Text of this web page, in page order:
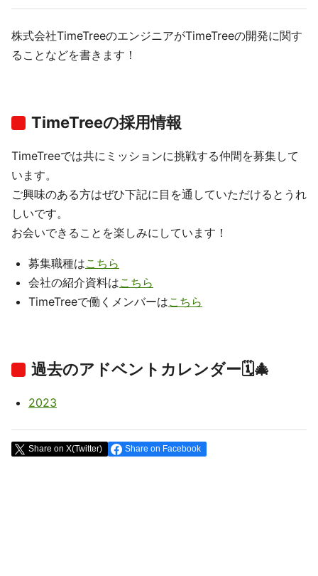
株式会社TimeTreeのエンジニアがTimeTreeの開発に関す
ることなどを書きます！
TimeTreeの採用情報
TimeTreeでは共にミッションに挑戦する仲間を募集して
います。
ご興味のある方はぜひ下記に目を通していただけるとうれ
しいです。
お会いできることを楽しみにしています！
募集職種はこちら
会社の紹介資料はこちら
TimeTreeで働くメンバーはこちら
過去のアドベントカレンダー🗓️🎄
2023
Share on X(Twitter) Share on Facebook